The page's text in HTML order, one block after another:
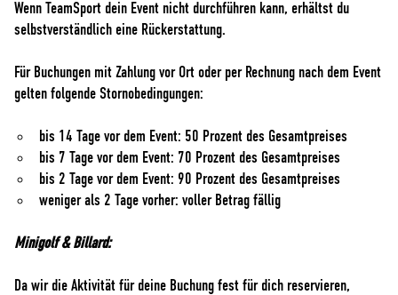
Wenn TeamSport dein Event nicht durchführen kann, erhältst du
selbstverständlich eine Rückerstattung.
Für Buchungen mit Zahlung vor Ort oder per Rechnung nach dem Event
gelten folgende Stornobedingungen:
bis 14 Tage vor dem Event: 50 Prozent des Gesamtpreises
bis 7 Tage vor dem Event: 70 Prozent des Gesamtpreises
bis 2 Tage vor dem Event: 90 Prozent des Gesamtpreises
weniger als 2 Tage vorher: voller Betrag fällig
Minigolf & Billard:
Da wir die Aktivität für deine Buchung fest für dich reservieren,